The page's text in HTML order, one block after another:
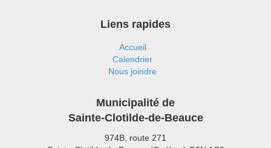
Liens rapides
Accueil
Calendrier
Nous joindre
Municipalité de
Sainte-Clotilde-de-Beauce
974B, route 271